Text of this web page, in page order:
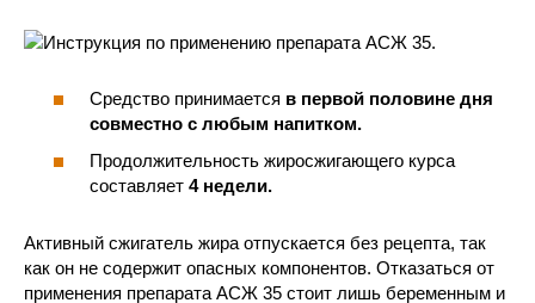
Средство принимается в первой половине дня
совместно с любым напитком.
Продолжительность жиросжигающего курса
составляет 4 недели.
Активный сжигатель жира отпускается без рецепта, так
как он не содержит опасных компонентов. Отказаться от
применения препарата АСЖ 35 стоит лишь беременным и